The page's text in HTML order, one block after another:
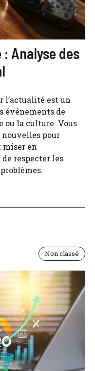
Analyse des
l’actualité est un
événements de
ou la culture. Vous
nouvelles pour
miser en
respecter les
Non classé